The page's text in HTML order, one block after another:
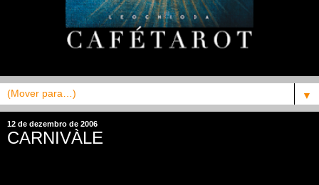
▼
12 de dezembro de 2006
CARNIVÀLE